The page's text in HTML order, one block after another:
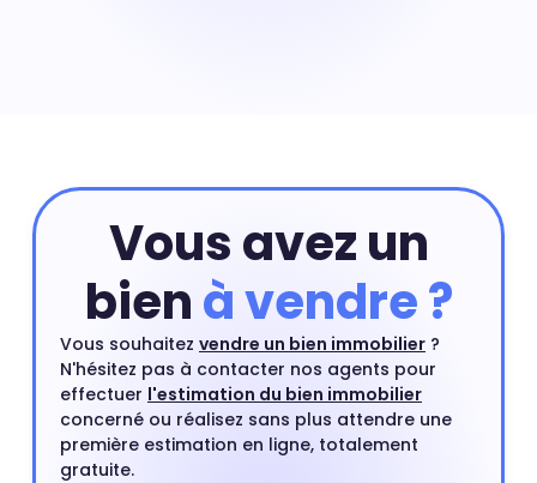
engagement.
Vous avez un
bienà vendre ?
Vous souhaitez vendre un bien immobilier ?
N'hésitez pas à contacter nos agents pour
effectuer l'estimation du bien immobilier
concerné ou réalisez sans plus attendre une
première estimation en ligne, totalement
gratuite.